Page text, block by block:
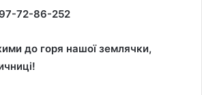
72-86-252
до горя нашої землячки,